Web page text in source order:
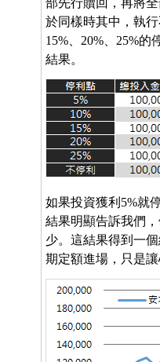
於同樣時其中，執
15%、20%、25%
結果。
如果投資獲利5%就
結果明顯告訴我們
少。這結果得到一
期定額進場，只是